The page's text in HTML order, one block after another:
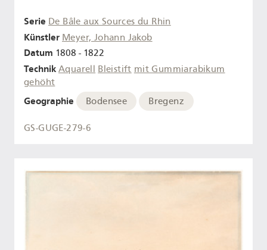
Serie De Bâle aux Sources du Rhin
Künstler Meyer, Johann Jakob
Datum 1808 - 1822
Technik Aquarell Bleistift mit Gummiarabikum
gehöht
Geographie Bodensee Bregenz
GS-GUGE-279-6